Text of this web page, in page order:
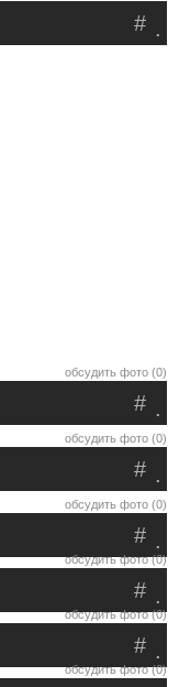
.
#
обсудить фото (0)
.
#
обсудить фото (0)
.
#
обсудить фото (0)
.
#
обсудить фото (0)
.
#
обсудить фото (0)
.
#
обсудить фото (0)